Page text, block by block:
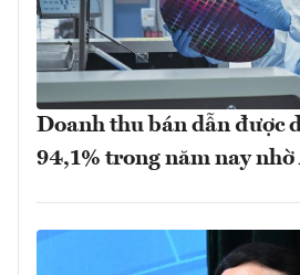
Doanh thu bán dẫn được
94,1% trong năm nay